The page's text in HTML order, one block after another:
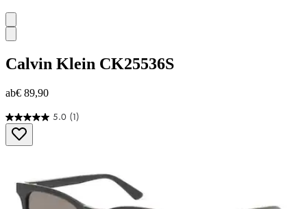
Calvin Klein CK25536S
ab€ 89,90
5.0 (1)
5.0
von
5
Bewertung